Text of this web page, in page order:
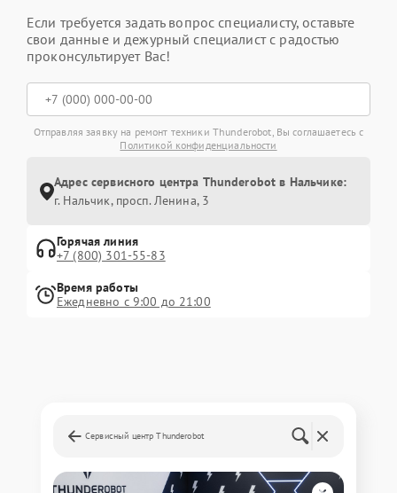
Если требуется задать вопрос специалисту, оставьте
свои данные и дежурный специалист с радостью
проконсультирует Вас!
Отправляя заявку на ремонт техники Thunderobot, Вы соглашаетесь с
Политикой конфиденциальности
Адрес сервисного центра Thunderobot в Нальчике:
г. Нальчик, просп. Ленина, 3
Горячая линия
+7 (800) 301-55-83
Время работы
Ежедневно с 9:00 до 21:00
Сервисный центр Thunderobot